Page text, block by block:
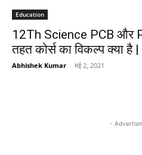
Education
12Th Science PCB और
तहत कोर्स का विकल्प क्या है |
Abhishek Kumar - मई 2, 2021
-